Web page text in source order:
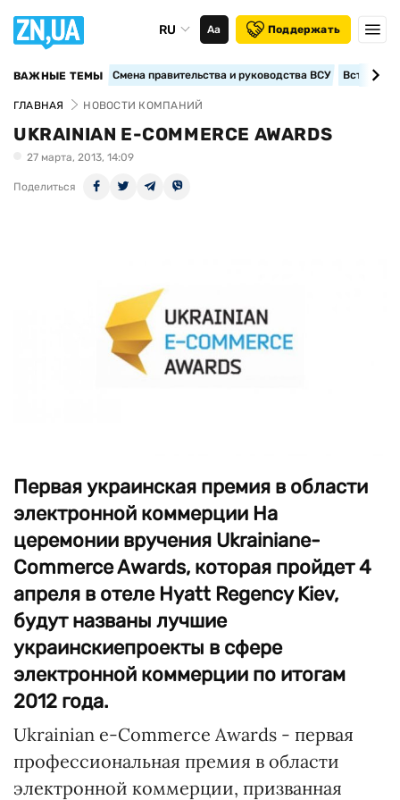
RU Аа Поддержать
ВАЖНЫЕ ТЕМЫ Смена правительства и руководства ВСУ
ГЛАВНАЯ НОВОСТИ КОМПАНИЙ
UKRAINIAN E-COMMERCE AWARDS
27 марта, 2013, 14:09
Поделиться
Первая украинская премия в области
электронной коммерции На
церемонии вручения Ukrainiane-
Commerce Awards, которая пройдет 4
апреля в отеле Hyatt Regency Kiev,
будут названы лучшие
украинскиепроекты в сфере
электронной коммерции по итогам
2012 года.
Ukrainian e-Commerce Awards - первая
профессиональная премия в области
электронной коммерции, призванная